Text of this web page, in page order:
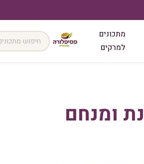
מתכונים
למרקים
ומנחם